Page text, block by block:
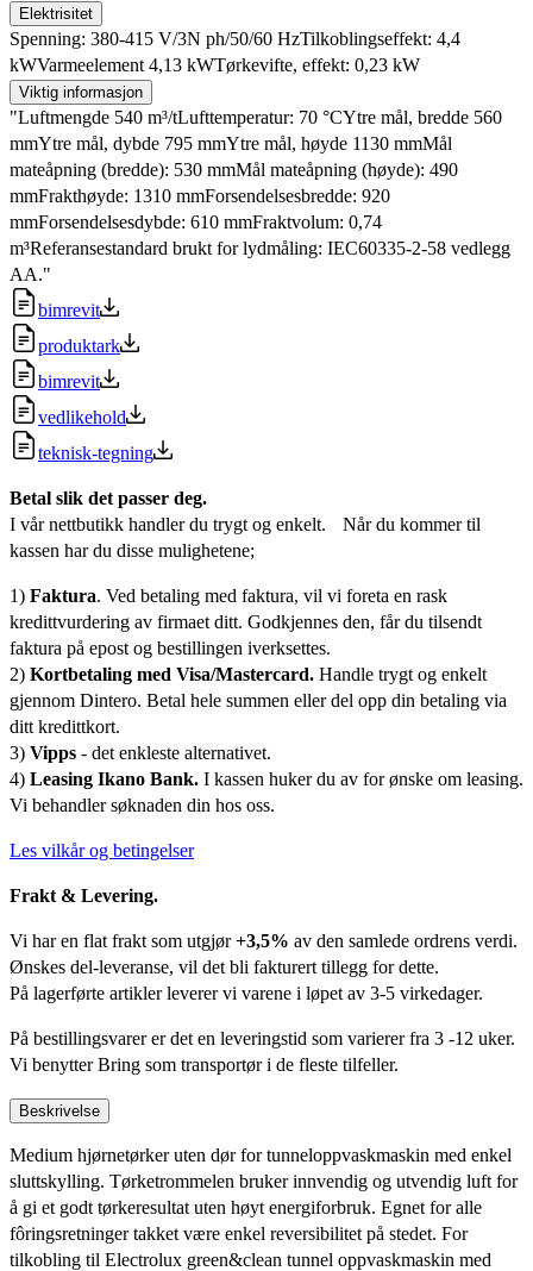
Elektrisitet
Spenning: 380-415 V/3N ph/50/60 HzTilkoblingseffekt: 4,4
kWVarmeelement 4,13 kWTørkevifte, effekt: 0,23 kW
Viktig informasjon
"Luftmengde 540 m³/tLufttemperatur: 70 °CYtre mål, bredde 560
mmYtre mål, dybde 795 mmYtre mål, høyde 1130 mmMål
mateåpning (bredde): 530 mmMål mateåpning (høyde): 490
mmFrakthøyde: 1310 mmForsendelsesbredde: 920
mmForsendelsesdybde: 610 mmFraktvolum: 0,74
m³Referansestandard brukt for lydmåling: IEC60335-2-58 vedlegg
AA."
bimrevit
produktark
bimrevit
vedlikehold
teknisk-tegning
Betal slik det passer deg.
I vår nettbutikk handler du trygt og enkelt. Når du kommer til
kassen har du disse mulighetene;
1) Faktura. Ved betaling med faktura, vil vi foreta en rask
kredittvurdering av firmaet ditt. Godkjennes den, får du tilsendt
faktura på epost og bestillingen iverksettes.
2) Kortbetaling med Visa/Mastercard. Handle trygt og enkelt
gjennom Dintero. Betal hele summen eller del opp din betaling via
ditt kredittkort.
3) Vipps - det enkleste alternativet.
4) Leasing Ikano Bank. I kassen huker du av for ønske om leasing.
Vi behandler søknaden din hos oss.
Les vilkår og betingelser
Frakt & Levering.
Vi har en flat frakt som utgjør+3,5% av den samlede ordrens verdi.
Ønskes del-leveranse, vil det bli fakturert tillegg for dette.
På lagerførte artikler leverer vi varene i løpet av 3-5 virkedager.
På bestillingsvarer er det en leveringstid som varierer fra 3 -12 uker.
Vi benytter Bring som transportør i de fleste tilfeller.
Beskrivelse
Medium hjørnetørker uten dør for tunneloppvaskmaskin med enkel
sluttskylling. Tørketrommelen bruker innvendig og utvendig luft for
å gi et godt tørkeresultat uten høyt energiforbruk. Egnet for alle
fôringsretninger takket være enkel reversibilitet på stedet. For
tilkobling til Electrolux green&clean tunnel oppvaskmaskin med